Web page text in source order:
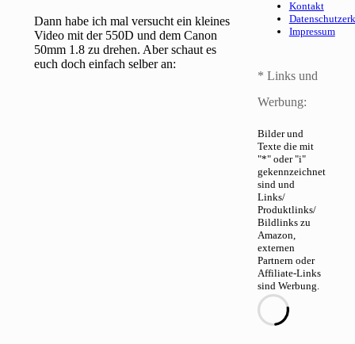
Dann habe ich mal versucht ein kleines
Video mit der 550D und dem Canon
50mm 1.8 zu drehen. Aber schaut es
euch doch einfach selber an:
Kontakt
Impressum
* Links und
Werbung:
Bilder und
Texte die mit
"*" oder "i"
gekennzeichnet
sind und
Links/
Produktlinks/
Bildlinks zu
Amazon,
externen
Partnern oder
Affiliate-Links
sind Werbung.